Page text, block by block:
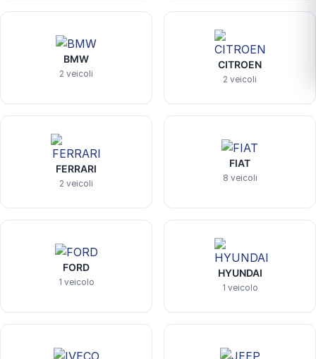
BMW
2 veicoli
CITROEN
2 veicoli
FERRARI
2 veicoli
FIAT
8 veicoli
FORD
1 veicolo
HYUNDAI
1 veicolo